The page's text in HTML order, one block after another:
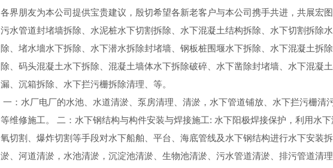
各界朋友为本公司提供宝贵建议，殷切希望各新老客户与本公司携手共进，共展宏
污水管道封堵墙拆除、水泥桩水下切割拆除、水下混凝土结构拆除、水下切割拆除
除、堵水墻水下拆除、水下潜水拆除封堵墙、钢板桩围堰水下拆除、水下混凝土拆
除、码头混凝土水下拆除、混凝土墙体水下拆除破碎、水下凿除封堵墙、水下混凝
漏、沉箱拆除、水下拦污栅拆除清理、等。
一：水厂电厂的水池、水道清淤、泵房清理、清淤，水下管道铺放、水下拦污栅
等维修施工。 二：水下钢结构与构件安装与焊接施工: 水下阳极焊接保护，利用水
氧切割、爆炸切割等手段对水下船舶、平台、海底管线及水下钢结构进行水下安装
淤、河道清淤，水池清淤，沉淀池清淤、生物池清淤、污水管道清淤、排污管道清